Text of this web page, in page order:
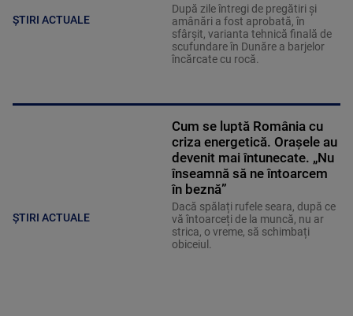
ȘTIRI ACTUALE
După zile întregi de pregătiri și
amânări a fost aprobată, în
sfârșit, varianta tehnică finală de
scufundare în Dunăre a barjelor
încărcate cu rocă.
ȘTIRI ACTUALE
Cum se luptă România cu
criza energetică. Orașele au
devenit mai întunecate. „Nu
înseamnă să ne întoarcem
în beznă”
Dacă spălați rufele seara, după ce
vă întoarceți de la muncă, nu ar
strica, o vreme, să schimbați
obiceiul.